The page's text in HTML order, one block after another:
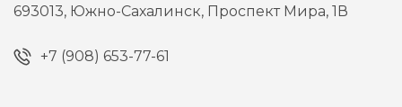
693013, Южно-Сахалинск, Проспект Мира, 1В
+7 (908) 653-77-61